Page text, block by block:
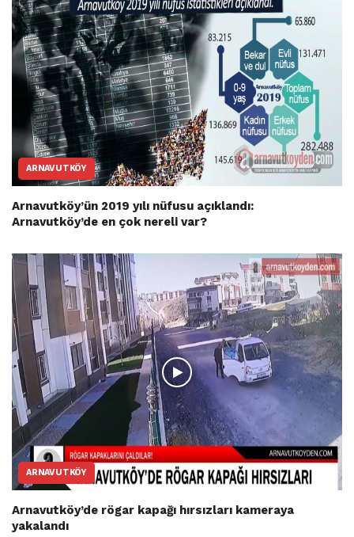
ARNAVUTKÖY
Arnavutköy’ün 2019 yılı nüfusu açıklandı:
Arnavutköy’de en çok nereli var?
ARNAVUTKÖY
Arnavutköy’de rögar kapağı hırsızları kameraya
yakalandı